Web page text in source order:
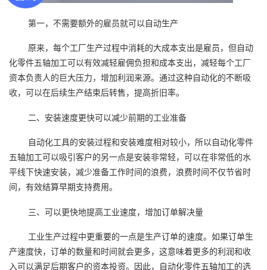
第一，不需要额外的雇员就可以自动生产
原来，每个工厂生产过程中消耗的大成本支出是雇员，但自动
化零件五轴加工可以有效减轻雇佣负担和成本支出，减轻每个工厂
资本负责人的巨大压力，增加利润来源。通过这种自动化的不断吸
收，可以在后续生产结束后转售，提高折旧率。
二、安装速度更快可以减少前期的工业准备
自动化工具的安装过程和安装难度相对较小，所以自动化零件
五轴加工可以吸引客户的另一点是安装非常轻，可以在非常低的水
平线下快速安装，减少准备工作时间的浪费，浪费时间不仅节省时
间，有效结算早期支持费用。
三、可以更快地提高工业速度，增加订单解决量
工业生产过程中更重要的一点是生产订单的速度。如果订单生
产速度快，订单的数量和时间就会更多，这意味着更多的利润和收
入可以满足后期客户的资本投资。因此，自动化零件五轴加工的选